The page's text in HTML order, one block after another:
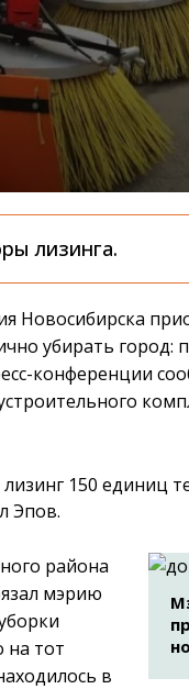
лизинга.
Новосибирска
убирать город:
конференции
150 единиц
Эпов.
района
мэрию
на тот
в